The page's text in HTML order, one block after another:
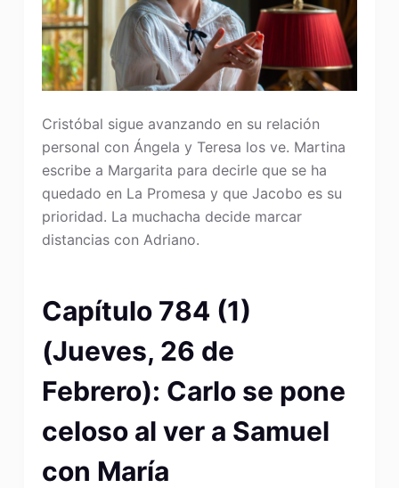
Cristóbal sigue avanzando en su relación
personal con Ángela y Teresa los ve. Martina
escribe a Margarita para decirle que se ha
quedado en La Promesa y que Jacobo es su
prioridad. La muchacha decide marcar
distancias con Adriano.
Capítulo 784 (1)
(Jueves, 26 de
Febrero): Carlo se pone
celoso al ver a Samuel
con María